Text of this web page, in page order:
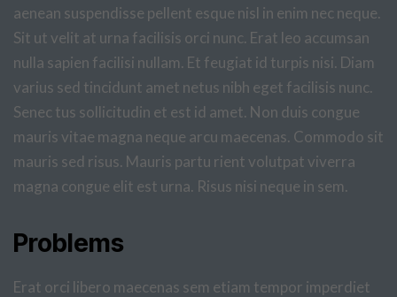
aenean suspendisse pellent esque nisl in enim nec neque.
Sit ut velit at urna facilisis orci nunc. Erat leo accumsan
nulla sapien facilisi nullam. Et feugiat id turpis nisi. Diam
varius sed tincidunt amet netus nibh eget facilisis nunc.
Senec tus sollicitudin et est id amet. Non duis congue
mauris vitae magna neque arcu maecenas. Commodo sit
mauris sed risus. Mauris partu rient volutpat viverra
magna congue elit est urna. Risus nisi neque in sem.
Problems
Erat orci libero maecenas sem etiam tempor imperdiet